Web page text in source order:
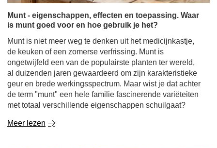
Munt - eigenschappen, effecten en toepassing. Waar
is munt goed voor en hoe gebruik je het?
Munt is niet meer weg te denken uit het medicijnkastje,
de keuken of een zomerse verfrissing. Munt is
ongetwijfeld een van de populairste planten ter wereld,
al duizenden jaren gewaardeerd om zijn karakteristieke
geur en brede werkingsspectrum. Maar wist je dat achter
de term "munt" een hele familie fascinerende variëteiten
met totaal verschillende eigenschappen schuilgaat?
Meer lezen